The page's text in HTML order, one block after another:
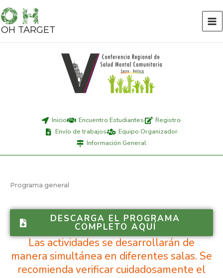
al
contenido
OH TARGET
Inicio Encuentro Estudiantes
Registro
Envío de trabajos
Equipo Organizador
Información General
Programa general
DESCARGA EL PROGRAMA
COMPLETO AQUÍ
Las actividades se desarrollarán de
manera simultánea en diferentes salas. Se
recomienda verificar cuidadosamente el